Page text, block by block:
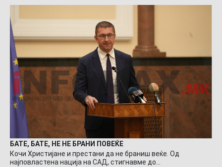
БАТЕ, БАТЕ, НЕ НЕ БРАНИ ПОВЕЌЕ
Кочи Христијане и престани да не браниш веќе. Од
најповластена нација на САД, стигнавме до…